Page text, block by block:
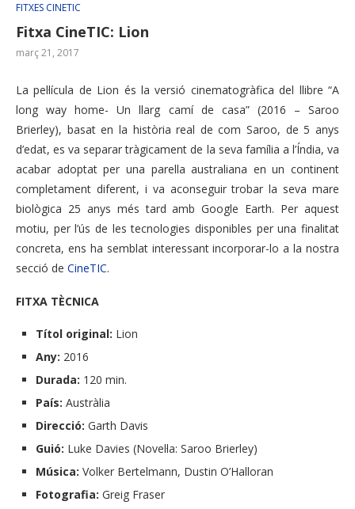
FITXES CINETIC
Fitxa CineTIC: Lion
març 21, 2017
La pel·lícula de Lion és la versió cinematogràfica del llibre “A
long way home- Un llarg camí de casa” (2016 – Saroo
Brierley), basat en la història real de com Saroo, de 5 anys
d’edat, es va separar tràgicament de la seva família a l’Índia, va
acabar adoptat per una parella australiana en un continent
completament diferent, i va aconseguir trobar la seva mare
biològica 25 anys més tard amb Google Earth. Per aquest
motiu, per l’ús de les tecnologies disponibles per una finalitat
concreta, ens ha semblat interessant incorporar-lo a la nostra
secció de CineTIC.
FITXA TÈCNICA
Títol original: Lion
Any: 2016
Durada: 120 min.
País: Austràlia
Direcció: Garth Davis
Guió: Luke Davies (Novel·la: Saroo Brierley)
Música: Volker Bertelmann, Dustin O’Halloran
Fotografia: Greig Fraser